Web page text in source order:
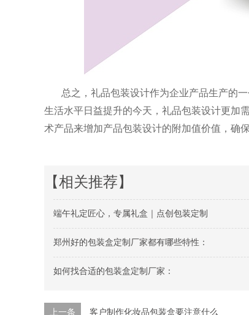
总之，礼品包装设计作为企业产品生产的
生活水平日益提升的今天，礼品包装设计更加
术产品来增加产品包装设计的附加值价值，确
【相关推荐】
端午礼定匠心，专属礼盒｜点创包装定制
郑州好的包装盒定制厂家都有哪些特性：
如何找合适的包装盒定制厂家：
上一条 客户制作化妆品包装盒要注意什么